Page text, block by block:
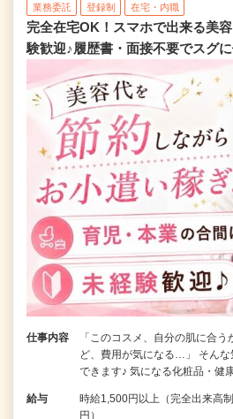
業務委託 登録制 在宅・内職
完全在宅OK！スマホで出来る美
験歓迎♪履歴書・面接不要でスグ
仕事内容
「このコスメ、自分の肌に合
ど、費用が気になる…」 そん
できます♪ 気になる化粧品・健
給与
時給1,500円以上（完全出来高
円）